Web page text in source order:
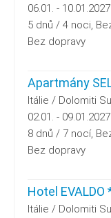
06.01. - 10.01.2027
5 dnů / 4 noci,
Bez dopravy
Apartmány
Itálie / Dolomiti
02.01. - 09.01.2027
8 dnů / 7 nocí,
Bez dopravy
Hotel EVALDO
Itálie / Dolomiti